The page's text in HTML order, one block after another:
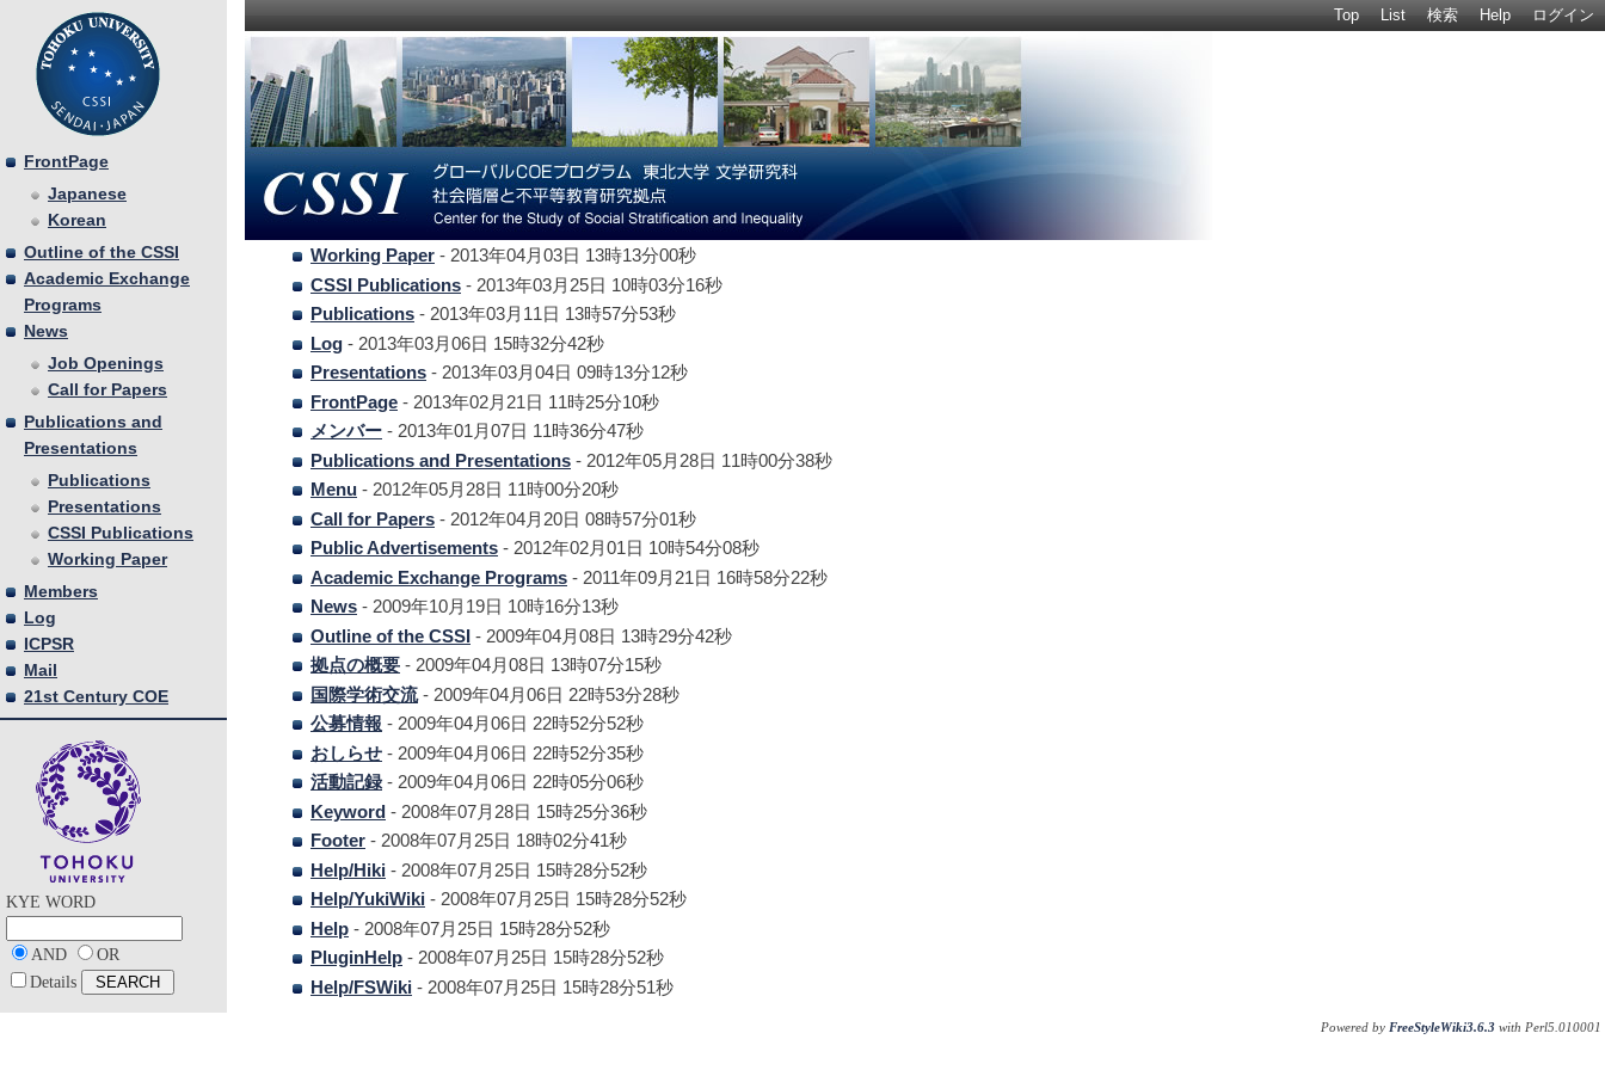
Top List 検索 Help ログイン
Working Paper - 2013年04月03日 13時13分00秒
CSSI Publications - 2013年03月25日 10時03分16秒
Publications - 2013年03月11日 13時57分53秒
Log - 2013年03月06日 15時32分42秒
Presentations - 2013年03月04日 09時13分12秒
FrontPage - 2013年02月21日 11時25分10秒
メンバー - 2013年01月07日 11時36分47秒
Publications and Presentations - 2012年05月28日 11時00分38秒
Menu - 2012年05月28日 11時00分20秒
Call for Papers - 2012年04月20日 08時57分01秒
Public Advertisements - 2012年02月01日 10時54分08秒
Academic Exchange Programs - 2011年09月21日 16時58分22秒
News - 2009年10月19日 10時16分13秒
Outline of the CSSI - 2009年04月08日 13時29分42秒
拠点の概要 - 2009年04月08日 13時07分15秒
国際学術交流- 2009年04月06日 22時53分28秒
公募情報 - 2009年04月06日 22時52分52秒
おしらせ - 2009年04月06日 22時52分35秒
活動記録- 2009年04月06日 22時05分06秒
Keyword - 2008年07月28日 15時25分36秒
Footer - 2008年07月25日 18時02分41秒
Help/Hiki - 2008年07月25日 15時28分52秒
Help/YukiWiki - 2008年07月25日 15時28分52秒
Help - 2008年07月25日 15時28分52秒
PluginHelp - 2008年07月25日 15時28分52秒
Help/FSWiki - 2008年07月25日 15時28分51秒
FrontPage
Japanese
Korean
Outline of the CSSI
Academic Exchange
Programs
News
Job Openings
Call for Papers
Publications and
Presentations
Publications
Presentations
CSSI Publications
Working Paper
Members
Log
ICPSR
Mail
21st Century COE
KYE WORD
AND
OR
Details
Powered by FreeStyleWiki3.6.3 with Perl5.010001